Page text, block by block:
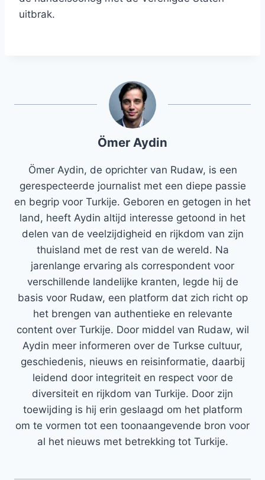
uitbrak.
Ömer Aydin
Ömer Aydin, de oprichter van Rudaw, is een
gerespecteerde journalist met een diepe passie
en begrip voor Turkije. Geboren en getogen in het
land, heeft Aydin altijd interesse getoond in het
delen van de veelzijdigheid en rijkdom van zijn
thuisland met de rest van de wereld. Na
jarenlange ervaring als correspondent voor
verschillende landelijke kranten, legde hij de
basis voor Rudaw, een platform dat zich richt op
het brengen van authentieke en relevante
content over Turkije. Door middel van Rudaw, wil
Aydin meer informeren over de Turkse cultuur,
geschiedenis, nieuws en reisinformatie, daarbij
leidend door integriteit en respect voor de
diversiteit en rijkdom van Turkije. Door zijn
toewijding is hij erin geslaagd om het platform
om te vormen tot een toonaangevende bron voor
al het nieuws met betrekking tot Turkije.